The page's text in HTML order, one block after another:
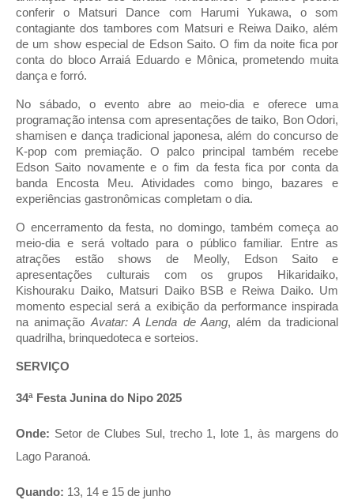
conferir o Matsuri Dance com Harumi Yukawa, o som
contagiante dos tambores com Matsuri e Reiwa Daiko, além
de um show especial de Edson Saito. O fim da noite fica por
conta do bloco Arraiá Eduardo e Mônica, prometendo muita
dança e forró.
No sábado, o evento abre ao meio-dia e oferece uma
programação intensa com apresentações de taiko, Bon Odori,
shamisen e dança tradicional japonesa, além do concurso de
K-pop com premiação. O palco principal também recebe
Edson Saito novamente e o fim da festa fica por conta da
banda Encosta Meu. Atividades como bingo, bazares e
experiências gastronômicas completam o dia.
O encerramento da festa, no domingo, também começa ao
meio-dia e será voltado para o público familiar. Entre as
atrações estão shows de Meolly, Edson Saito e
apresentações culturais com os grupos Hikaridaiko,
Kishouraku Daiko, Matsuri Daiko BSB e Reiwa Daiko. Um
momento especial será a exibição da performance inspirada
na animação Avatar: A Lenda de Aang, além da tradicional
quadrilha, brinquedoteca e sorteios.
SERVIÇO
34ª Festa Junina do Nipo 2025
Onde: Setor de Clubes Sul, trecho 1, lote 1, às margens do
Lago Paranoá.
Quando: 13, 14 e 15 de junho